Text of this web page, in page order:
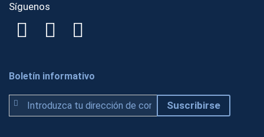
Síguenos
Boletín informativo
u
Suscribirse